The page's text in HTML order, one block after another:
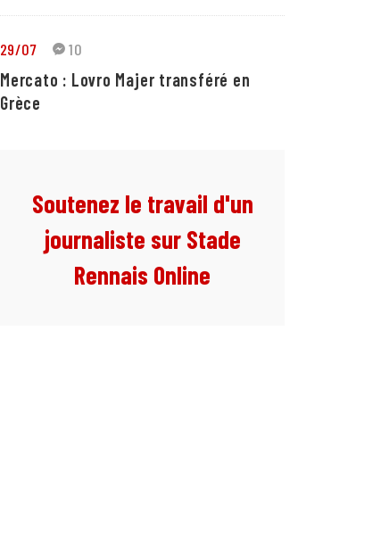
29/07 10
Mercato : Lovro Majer transféré en
Grèce
Soutenez le travail d'un
journaliste sur Stade
Rennais Online